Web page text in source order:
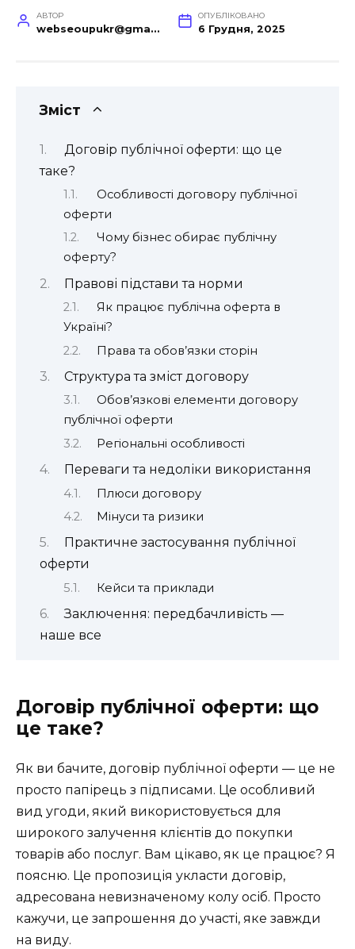
АВТОР
webseoupukr@gmail.com
ОПУБЛІКОВАНО
6 Грудня, 2025
Зміст
Договір публічної оферти: що це
таке?
Особливості договору публічної
оферти
Чому бізнес обирає публічну
оферту?
Правові підстави та норми
Як працює публічна оферта в
Україні?
Права та обов’язки сторін
Структура та зміст договору
Обов’язкові елементи договору
публічної оферти
Регіональні особливості
Переваги та недоліки використання
Плюси договору
Мінуси та ризики
Практичне застосування публічної
оферти
Кейси та приклади
Заключення: передбачливість —
наше все
Договір публічної оферти: що
це таке?
Як ви бачите, договір публічної оферти — це не
просто папірець з підписами. Це особливий
вид угоди, який використовується для
широкого залучення клієнтів до покупки
товарів або послуг. Вам цікаво, як це працює? Я
поясню. Це пропозиція укласти договір,
адресована невизначеному колу осіб. Просто
кажучи, це запрошення до участі, яке завжди
на виду.